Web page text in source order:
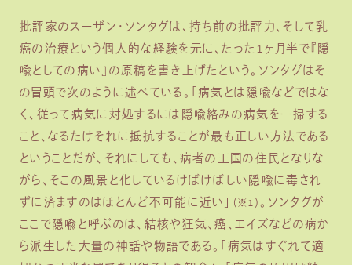
批評家のスーザン・ソンタグは、持ち前の批評力、そして乳
癌の治療という個人的な経験を元に、たった1ヶ月半で『隠
喩としての病い』の原稿を書き上げたという。ソンタグはそ
の冒頭で次のように述べている。「病気とは隠喩などではな
く、従って病気に対処するには隠喩絡みの病気を一掃する
こと、なるたけそれに抵抗することが最も正しい方法である
ということだが、それにしても、病者の王国の住民となりな
がら、そこの風景と化しているけばけばしい隠喩に毒され
ずに済ますのはほとんど不可能に近い」 （※1）。ソンタグが
ここで隠喩と呼ぶのは、結核や狂気、癌、エイズなどの病か
ら派生した大量の神話や物語である。「病気はすぐれて適